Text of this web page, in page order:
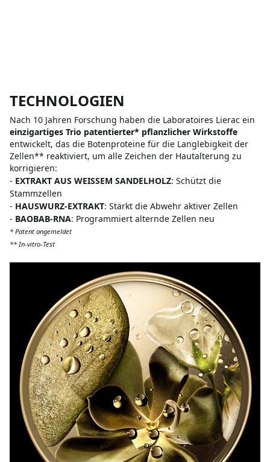
TECHNOLOGIEN
Nach 10 Jahren Forschung haben die Laboratoires Lierac ein
einzigartiges Trio patentierter* pflanzlicher Wirkstoffe
entwickelt, das die Botenproteine für die Langlebigkeit der
Zellen** reaktiviert, um alle Zeichen der Hautalterung zu
korrigieren:
- EXTRAKT AUS WEISSEM SANDELHOLZ: Schützt die
Stammzellen
- HAUSWURZ-EXTRAKT: Stärkt die Abwehr aktiver Zellen
- BAOBAB-RNA: Programmiert alternde Zellen neu
* Patent angemeldet
** In-vitro-Test